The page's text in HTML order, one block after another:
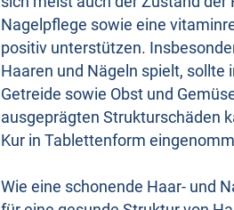
Nagelpflege sowie eine
positiv unterstützen.
Haaren und Nägeln spielt, sollte
Getreide sowie Obst und
ausgeprägten Strukturschäden
Kur in Tablettenform
Wie eine schonende Haar- und